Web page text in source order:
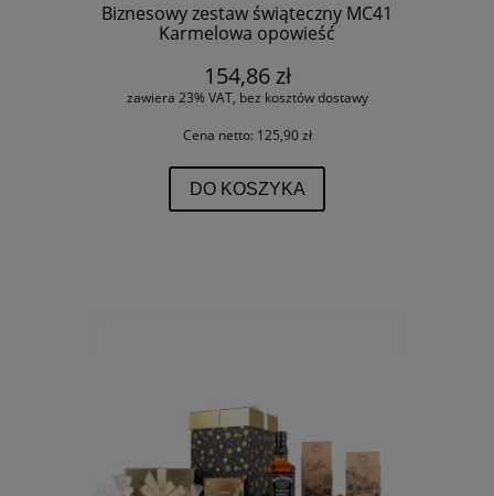
Biznesowy zestaw świąteczny MC41
Karmelowa opowieść
154,86 zł
zawiera 23% VAT, bez kosztów dostawy
Cena netto: 125,90 zł
DO KOSZYKA